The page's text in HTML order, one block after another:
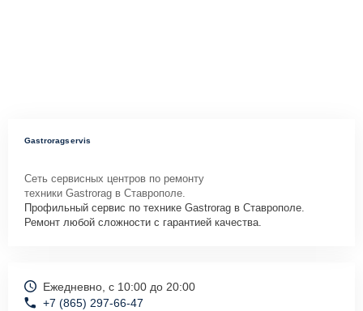
Gastroragservis
Сеть сервисных центров по ремонту
техники Gastrorag в Ставрополе.
Профильный сервис по технике Gastrorag в Ставрополе.
Ремонт любой сложности с гарантией качества.
Ежедневно, с 10:00 до 20:00
+7 (865) 297-66-47